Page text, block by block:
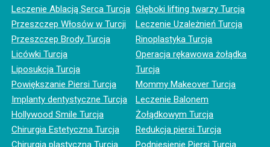
Leczenie Ablacją Serca Turcja
Przeszczep Włosów w Turcji
Przeszczep Brody Turcja
Licówki Turcja
Liposukcja Turcja
Powiększanie Piersi Turcja
Implanty dentystyczne Turcja
Hollywood Smile Turcja
Chirurgia Estetyczna Turcja
Chirurgia plastyczna Turcja
Głęboki lifting twarzy Turcja
Leczenie Uzależnień Turcja
Rinoplastyka Turcja
Operacja rękawowa żołądka
Turcja
Mommy Makeover Turcja
Leczenie Balonem
Żołądkowym Turcja
Redukcja piersi Turcja
Podniesienie Piersi Turcja